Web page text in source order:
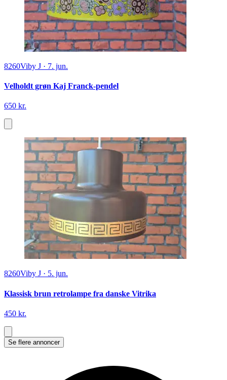
8260Viby J · 7. jun.
Velholdt grøn Kaj Franck-pendel
650 kr.
8260Viby J · 5. jun.
Klassisk brun retrolampe fra danske Vitrika
450 kr.
Se flere annoncer